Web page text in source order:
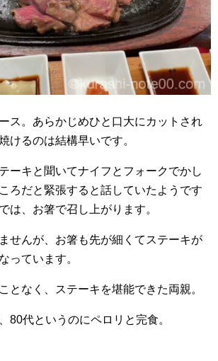
ス。あらかじめひと口大にカットされ
けるのは結構早いです。
ーキと聞いてナイフとフォークでかし
ろだと緊張すると話していたようです
は、お箸で召し上がります。
せんが、お箸も先が細くてステーキが
っています。
となく、ステーキを堪能できた両親。
80代というのにペロリと完食。